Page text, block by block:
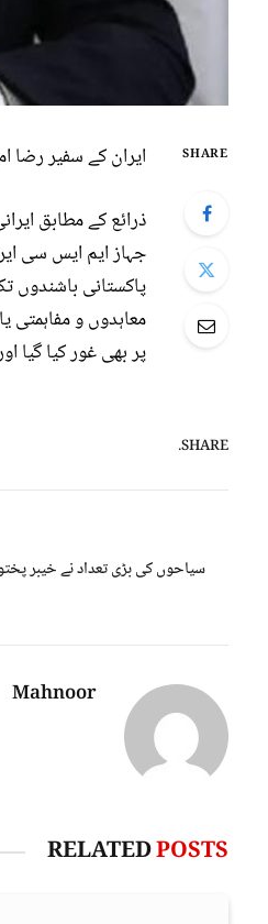
SHARE
ایران کے سفیر رضا
ذرائع کے مطابق
جہاز ایم ایس سی
پاکستانی باشندوں
معاہدوں و مفاہمتی
پر بھی غور کیا گیا
SHARE.
سیاحوں کی بڑی تعداد نے خیبر
Mahnoor
RELATEDPOSTS